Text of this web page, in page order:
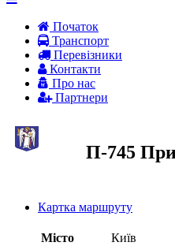
Початок
Транспорт
Перевiзники
Контакти
Про нас
Партнери
П-745
Картка маршруту
Місто
Київ